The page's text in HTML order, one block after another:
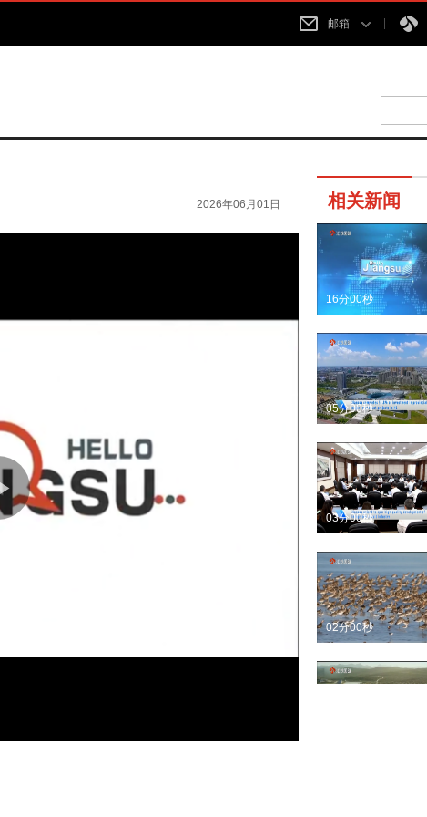
邮箱
2026年06月01日 相关新闻
16分00秒
05分00秒
03分00秒
02分00秒